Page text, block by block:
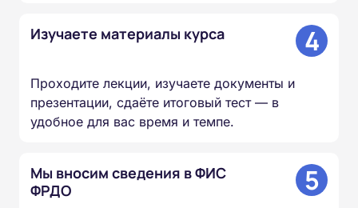
Изучаете материалы курса 4
Проходите лекции, изучаете документы и
презентации, сдаёте итоговый тест — в
удобное для вас время и темпе.
Мы вносим сведения в ФИС
ФРДО
5